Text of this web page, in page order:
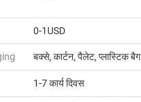
0-1USD
बक्से, कार्टन, पैलेट, प्लास्टिक बैग
1-7 कार्य दिवस